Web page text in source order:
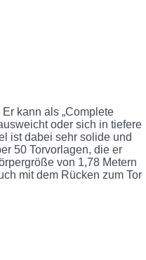
kann als „Complete
oder sich in tiefere
ist dabei sehr solide und
50 Torvorlagen, die er
von 1,78 Metern
mit dem Rücken zum Tor